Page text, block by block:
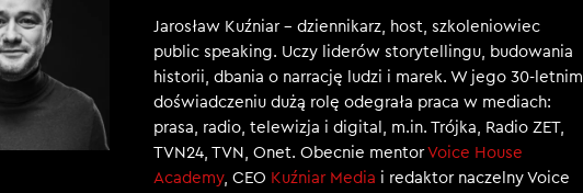
Jarosław Kuźniar – dziennikarz, host, szkoleniowiec
public speaking. Uczy liderów storytellingu, budowania
historii, dbania o narrację ludzi i marek. W jego 30-letnim
doświadczeniu dużą rolę odegrała praca w mediach:
prasa, radio, telewizja i digital, m.in. Trójka, Radio ZET,
TVN24, TVN, Onet. Obecnie mentorVoice House
Academy, CEO Kuźniar Media i redaktor naczelny Voice